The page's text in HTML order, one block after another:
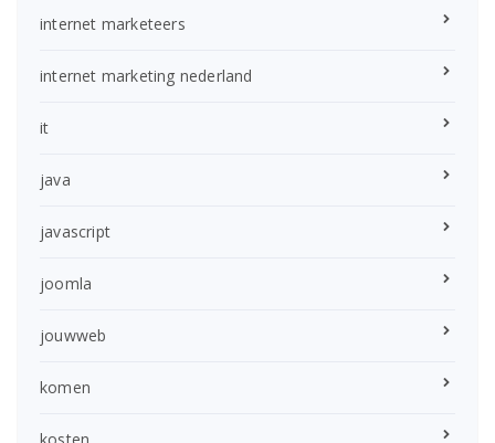
internet marketeers
internet marketing nederland
it
java
javascript
joomla
jouwweb
komen